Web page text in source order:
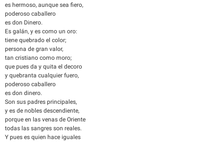
es hermoso, aunque sea fiero,
poderoso caballero
es don Dinero.
Es galán, y es como un oro:
tiene quebrado el color;
persona de gran valor,
tan cristiano como moro;
que pues da y quita el decoro
y quebranta cualquier fuero,
poderoso caballero
es don dinero.
Son sus padres principales,
y es de nobles descendiente,
porque en las venas de Oriente
todas las sangres son reales.
Y pues es quien hace iguales